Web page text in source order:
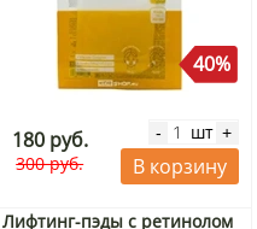
40%
180 руб.
300 руб.
- шт +
В корзину
Лифтинг-пэды с ретинолом